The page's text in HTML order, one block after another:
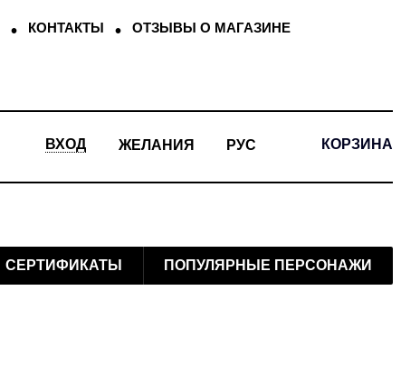
КОНТАКТЫ ОТЗЫВЫ О МАГАЗИНЕ
ВХОД ЖЕЛАНИЯ РУС КОРЗИНА
СЕРТИФИКАТЫ ПОПУЛЯРНЫЕ ПЕРСОНАЖИ